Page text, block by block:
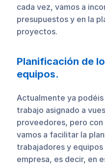
cada vez, vamos a
presupuestos y en la
proyectos.
Planificación de
equipos.
Actualmente ya
trabajo asignado a
proveedores, pero
vamos a facilitar la
trabajadores y
empresa, es decir, en